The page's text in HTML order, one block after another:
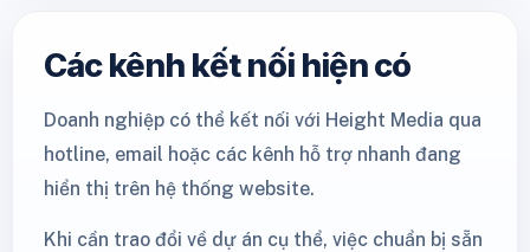
Các kênh kết nối hiện có
Doanh nghiệp có thể kết nối với Height Media qua
hotline, email hoặc các kênh hỗ trợ nhanh đang
hiển thị trên hệ thống website.
Khi cần trao đổi về dự án cụ thể, việc chuẩn bị sẵn